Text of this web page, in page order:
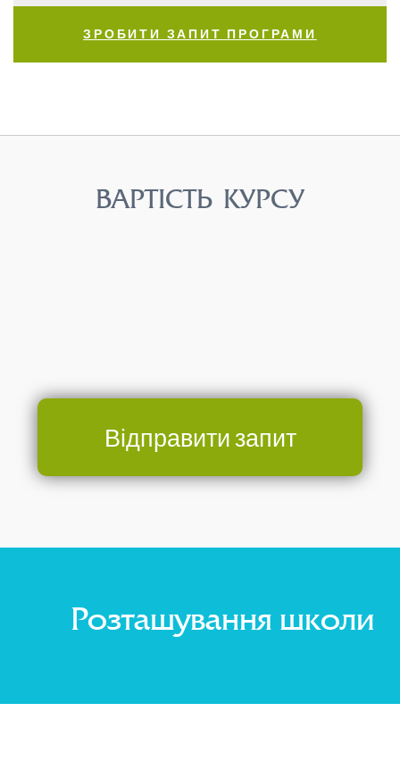
ЗРОБИТИ ЗАПИТ ПРОГРАМИ
ВАРТІСТЬ КУРСУ
Відправити запит
Розташування школи